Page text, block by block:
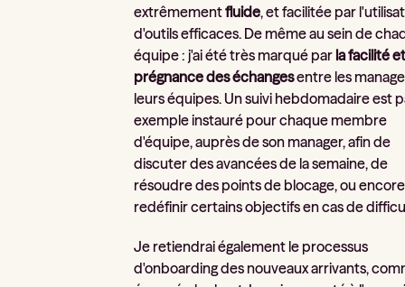
extrêmementfluide, et facilitée par
d'outils efficaces. De même au sein de
équipe : j'ai été très marqué par la facilité
prégnance des échangesentre les
leurs équipes. Un suivi hebdomadaire est
exemple instauré pour chaque membre
d'équipe, auprès de son manager, afin de
discuter des avancées de la semaine, de
résoudre des points de blocage, ou
redéfinir certains objectifs en cas de
Je retiendrai également le processus
d'onboarding des nouveaux arrivants,